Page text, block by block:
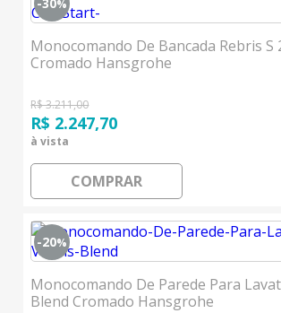
%
Monocomando De Bancada Rebris S
Cromado Hansgrohe
R$ 3.211,00
R$ 2.247,70
à vista
COMPRAR
-20%
Monocomando De Parede Para
Blend Cromado Hansgrohe